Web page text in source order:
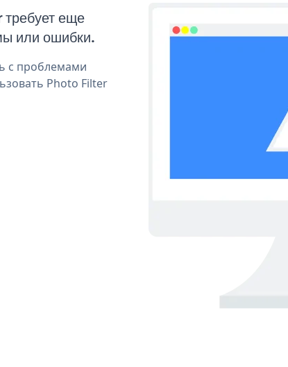
еще
или ошибки.
с проблемами
Photo Filter